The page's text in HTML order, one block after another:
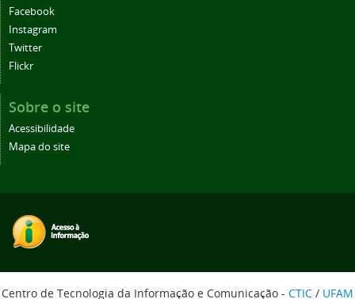
Facebook
Instagram
Twitter
Flickr
Sobre o site
Acessibilidade
Mapa do site
Centro de Tecnologia da Informação e Comunicação - CTIC / UFAM